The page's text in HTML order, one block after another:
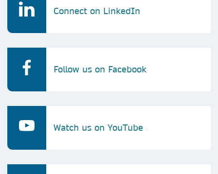
Connect on LinkedIn
Follow us on Facebook
Watch us on YouTube